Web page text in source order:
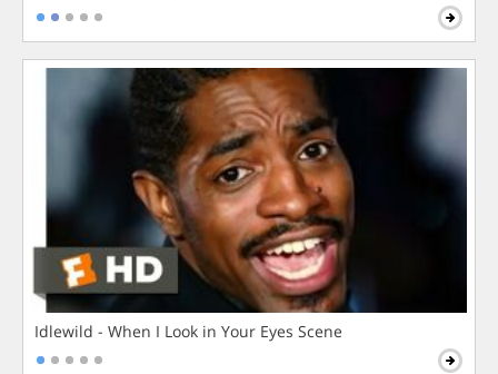
Idlewild - When I Look in Your Eyes Scene